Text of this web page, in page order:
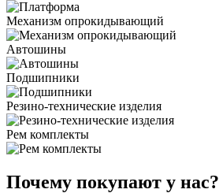
Механизм опрокидывающий
Автошины
Подшипники
Резино-технические изделия
Рем комплекты
Почему покупают у нас?